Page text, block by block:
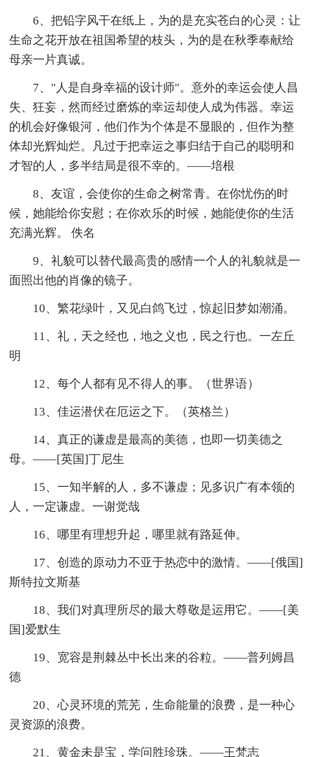
6、把铅字风干在纸上，为的是充实苍白的心灵：让
生命之花开放在祖国希望的枝头，为的是在秋季奉献给
母亲一片真诚。
7、"人是自身幸福的设计师"。意外的幸运会使人昌
失、狂妄，然而经过磨炼的幸运却使人成为伟器。幸运
的机会好像银河，他们作为个体是不显眼的，但作为整
体却光辉灿烂。凡过于把幸运之事归结于自己的聪明和
才智的人，多半结局是很不幸的。——培根
8、友谊，会使你的生命之树常青。在你忧伤的时
候，她能给你安慰；在你欢乐的时候，她能使你的生活
充满光辉。 佚名
9、礼貌可以替代最高贵的感情一个人的礼貌就是一
面照出他的肖像的镜子。
10、繁花绿叶，又见白鸽飞过，惊起旧梦如潮涌。
11、礼，天之经也，地之义也，民之行也。一左丘
明
12、每个人都有见不得人的事。（世界语）
13、佳运潜伏在厄运之下。（英格兰）
14、真正的谦虚是最高的美德，也即一切美德之
母。——[英国]丁尼生
15、一知半解的人，多不谦虚；见多识广有本领的
人，一定谦虚。一谢觉哉
16、哪里有理想升起，哪里就有路延伸。
17、创造的原动力不亚于热恋中的激情。——[俄国]
斯特拉文斯基
18、我们对真理所尽的最大尊敬是运用它。——[美
国]爱默生
19、宽容是荆棘丛中长出来的谷粒。——普列姆昌
德
20、心灵环境的荒芜，生命能量的浪费，是一种心
灵资源的浪费。
21、黄金未是宝，学问胜珍珠。——王梵志